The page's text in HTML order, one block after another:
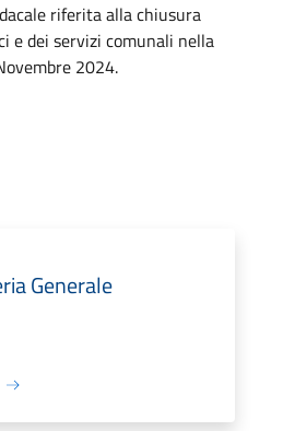
riferita alla chiusura
e dei servizi comunali nella
2024.
Generale